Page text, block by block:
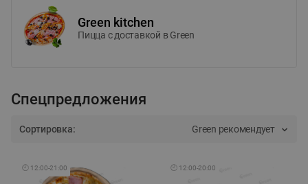
Green kitchen
Пицца c доставкой в Green
Спецпредложения
Сортировка: Green рекомендует
🕘 12:00-21:00 🕘 12:00-20:00